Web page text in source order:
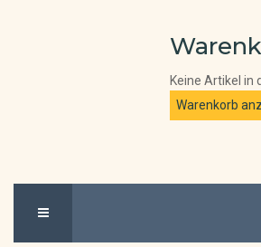
Keine Artikel in